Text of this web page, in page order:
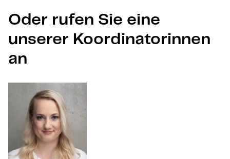
Oder rufen Sie eine
unserer Koordinatorinnen
an